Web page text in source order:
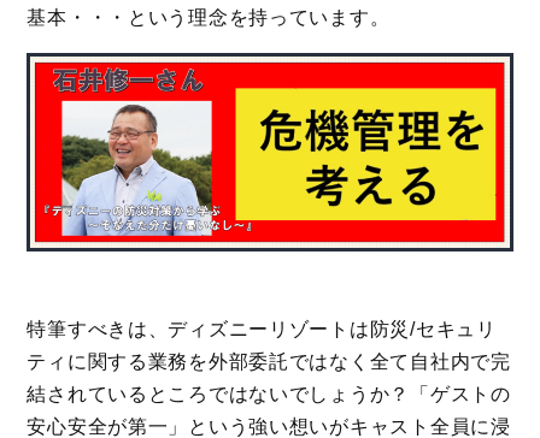
基本・・・という理念を持っています。
特筆すべきは、ディズニーリゾートは防災/セキュリ
ティに関する業務を外部委託ではなく全て自社内で完
結されているところではないでしょうか？「ゲストの
安心安全が第一」という強い想いがキャスト全員に浸